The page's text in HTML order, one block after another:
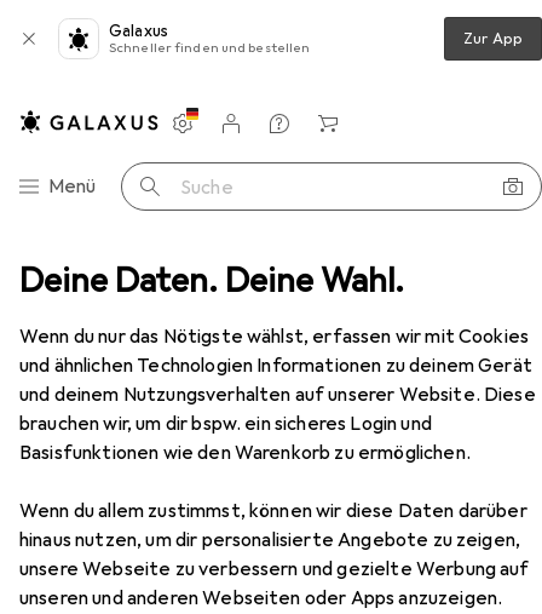
Deine Daten. Deine Wahl.
Wenn du nur das Nötigste wählst, erfassen wir mit Cookies
und ähnlichen Technologien Informationen zu deinem Gerät
und deinem Nutzungsverhalten auf unserer Website. Diese
brauchen wir, um dir bspw. ein sicheres Login und
Basisfunktionen wie den Warenkorb zu ermöglichen.
Wenn du allem zustimmst, können wir diese Daten darüber
hinaus nutzen, um dir personalisierte Angebote zu zeigen,
unsere Webseite zu verbessern und gezielte Werbung auf
unseren und anderen Webseiten oder Apps anzuzeigen.
Galaxus
Schneller finden und bestellen Zur App
Navigation nach Kategorien
Menü Suche
Einstellungen
Kundenkonto
Vergleichslisten
Merklisten
Warenkorb
Hammerbacher Schreibtisch höheneinstellbar VXB
EUR
491,–
HammerbacherSchreibtisch
höheneinstellbar VXB
Zubehör für Hammerbacher
Schreibtisch höheneinstellbar
VXB